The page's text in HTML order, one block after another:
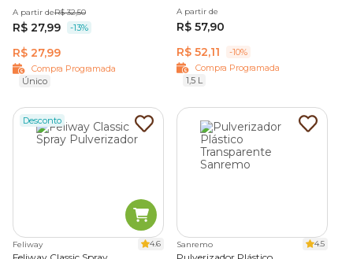
A partir deR$ 32,50
R$ 27,99 -13%
R$ 27,99
Compra Programada
Único
A partir de
R$ 57,90
R$ 52,11
-10%
Compra Programada
1,5 L
Desconto
Feliway 4.6 Sanremo 4.5